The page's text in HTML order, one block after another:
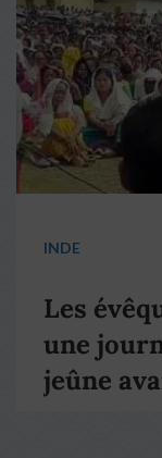
INDE
Les
une
jeûne